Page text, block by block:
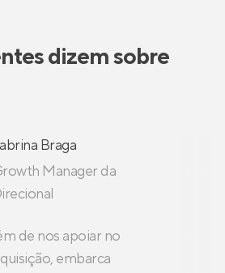
dizem sobre
Braga
Manager da
de nos apoiar no
embarca